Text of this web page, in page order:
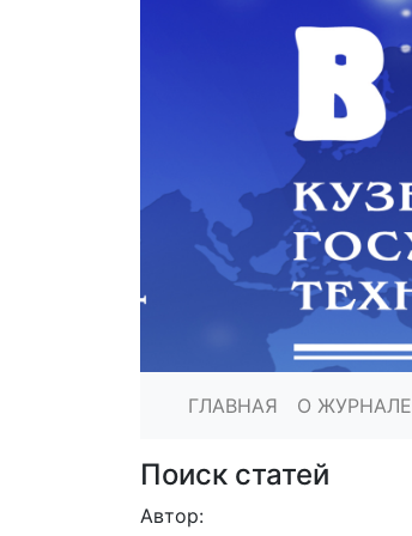
ГЛАВНАЯ О ЖУРНАЛЕ
Поиск статей
Автор: